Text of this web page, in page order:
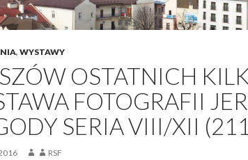
, WYSTAWY
OSTATNICH
FOTOGRAFII
SERIA VIII/XII
RSF